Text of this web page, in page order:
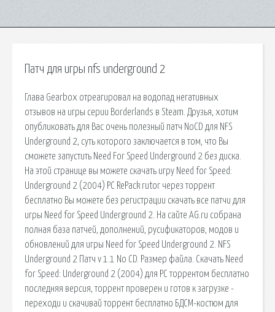
Патч для игры nfs underground 2
Глава Gearbox отреагировал на водопад негативных
отзывов на игры серии Borderlands в Steam. Друзья, хотим
опубликовать для Вас очень полезный патч NoCD для NFS
Underground 2, суть которого заключается в том, что Вы
сможете запустить Need For Speed Underground 2 без диска.
На этой странице вы можете скачать игру Need for Speed:
Underground 2 (2004) PC RePack rutor через торрент
бесплатно Вы можете без регистрации скачать все патчи для
игры Need for Speed Underground 2. На сайте AG.ru собрана
полная база патчей, дополнений, русификаторов, модов и
обновлений для игры Need for Speed Underground 2. NFS
Underground 2 Патч v 1.1 No CD. Размер файла. Скачать Need
for Speed: Underground 2 (2004) для PC торрентом бесплатно
последняя версия, торрент проверен и готов к загрузке -
переходи и скачивай торрент бесплатно БДСМ-костюм для